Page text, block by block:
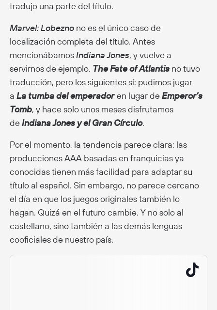
tradujo una parte del título.
Marvel: Lobezno no es el único caso de
localización completa del título. Antes
mencionábamosIndiana Jones, y vuelve a
servirnos de ejemplo. The Fate of Atlantis no tuvo
traducción, pero los siguientes sí: pudimos jugar
a La tumba del emperador en lugar deEmperor’s
Tomb, y hace solo unos meses disfrutamos
deIndiana Jones y el Gran Círculo.
Por el momento, la tendencia parece clara: las
producciones AAA basadas en franquicias ya
conocidas tienen más facilidad para adaptar su
título al español. Sin embargo, no parece cercano
el día en que los juegos originales también lo
hagan. Quizá en el futuro cambie. Y no solo al
castellano, sino también a las demás lenguas
cooficiales de nuestro país.